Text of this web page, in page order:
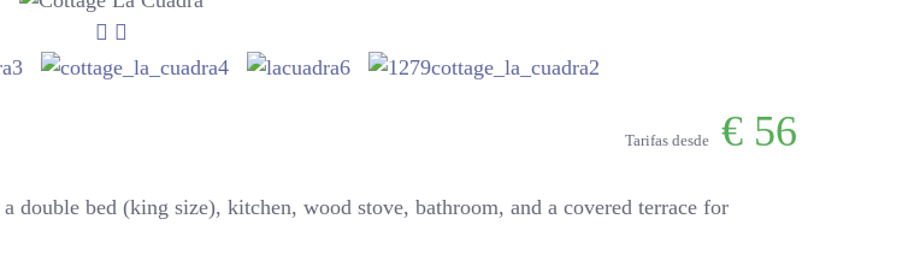
Tarifas desde € 56
double bed (king size), kitchen, wood stove, bathroom, and a covered terrace for